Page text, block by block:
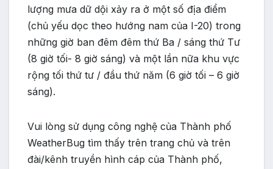
lượng mưa dữ dội xảy ra ở một số địa điểm
(chủ yếu dọc theo hướng nam của I-20) trong
những giờ ban đêm đêm thứ Ba / sáng thứ Tư
(8 giờ tối- 8 giờ sáng) và một lần nữa khu vực
rộng tối thứ tư / đầu thứ năm (6 giờ tối – 6 giờ
sáng).
Vui lòng sử dụng công nghệ của Thành phố
WeatherBug tìm thấy trên trang chủ và trên
đài/kênh truyền hình cáp của Thành phố,